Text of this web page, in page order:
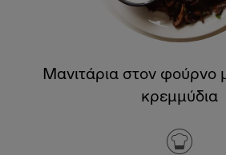
Μανιτάρια στον φούρνο
κρεμμύδια